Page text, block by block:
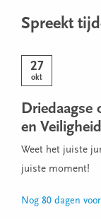
Spreekt
27
okt
Driedaagse
en Veiligheid
Weet het juiste
juiste moment!
Nog 80 dagen